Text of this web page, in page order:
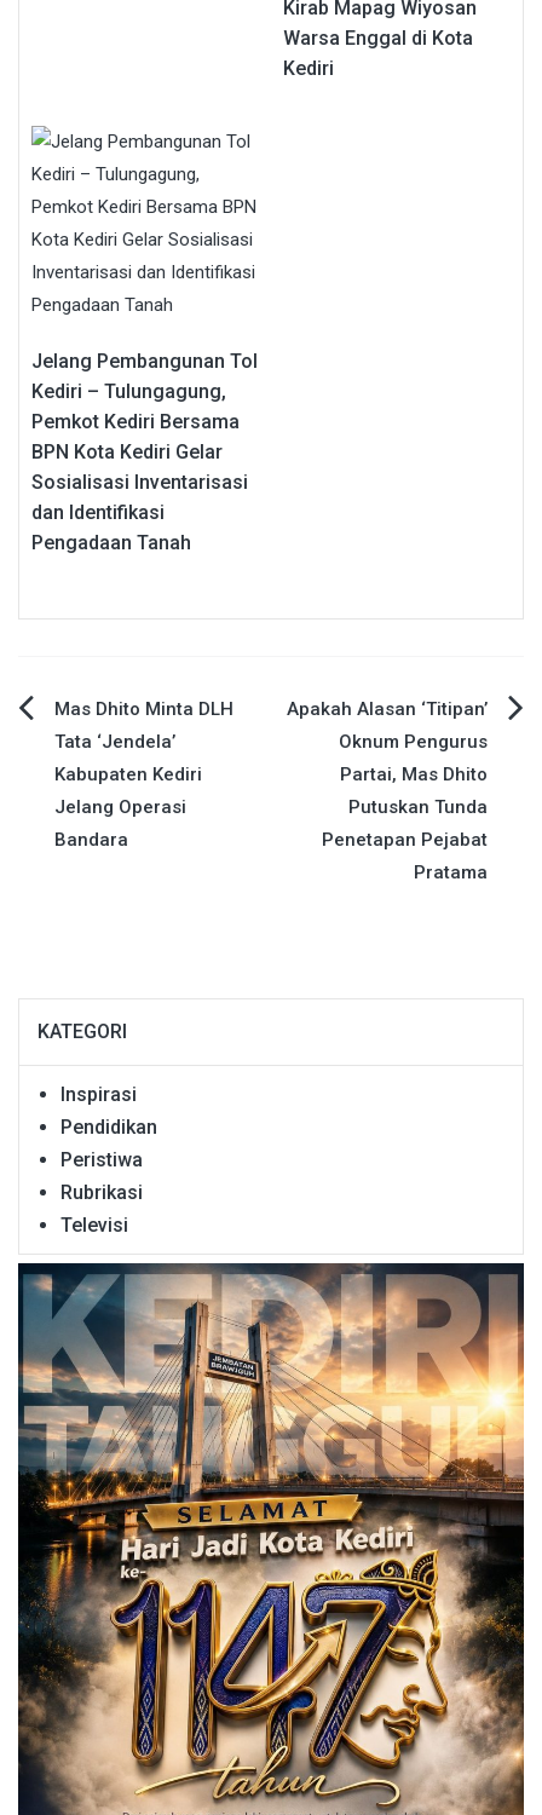
Kirab Mapag Wiyosan
Warsa Enggal di Kota
Kediri
Jelang Pembangunan Tol
Kediri – Tulungagung,
Pemkot Kediri Bersama
BPN Kota Kediri Gelar
Sosialisasi Inventarisasi
dan Identifikasi
Pengadaan Tanah
Navigasi
pos
Mas Dhito Minta DLH
Tata ‘Jendela’
Kabupaten Kediri
Jelang Operasi
Bandara
Apakah Alasan ‘Titipan’
Oknum Pengurus
Partai, Mas Dhito
Putuskan Tunda
Penetapan Pejabat
Pratama
KATEGORI
Inspirasi
Pendidikan
Peristiwa
Rubrikasi
Televisi